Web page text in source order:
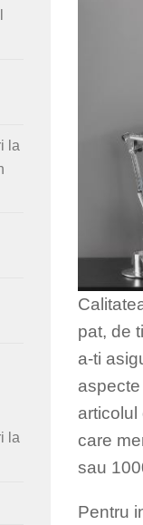
pat, de
a-ti
articolul
care
sau
Pentru
la
la